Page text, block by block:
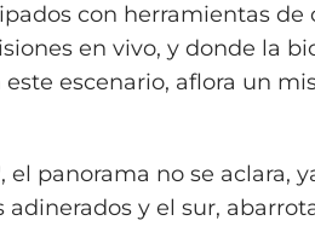
con herramientas
en vivo, y donde la
este escenario, aflora un
, el panorama no se aclara,
y el sur,